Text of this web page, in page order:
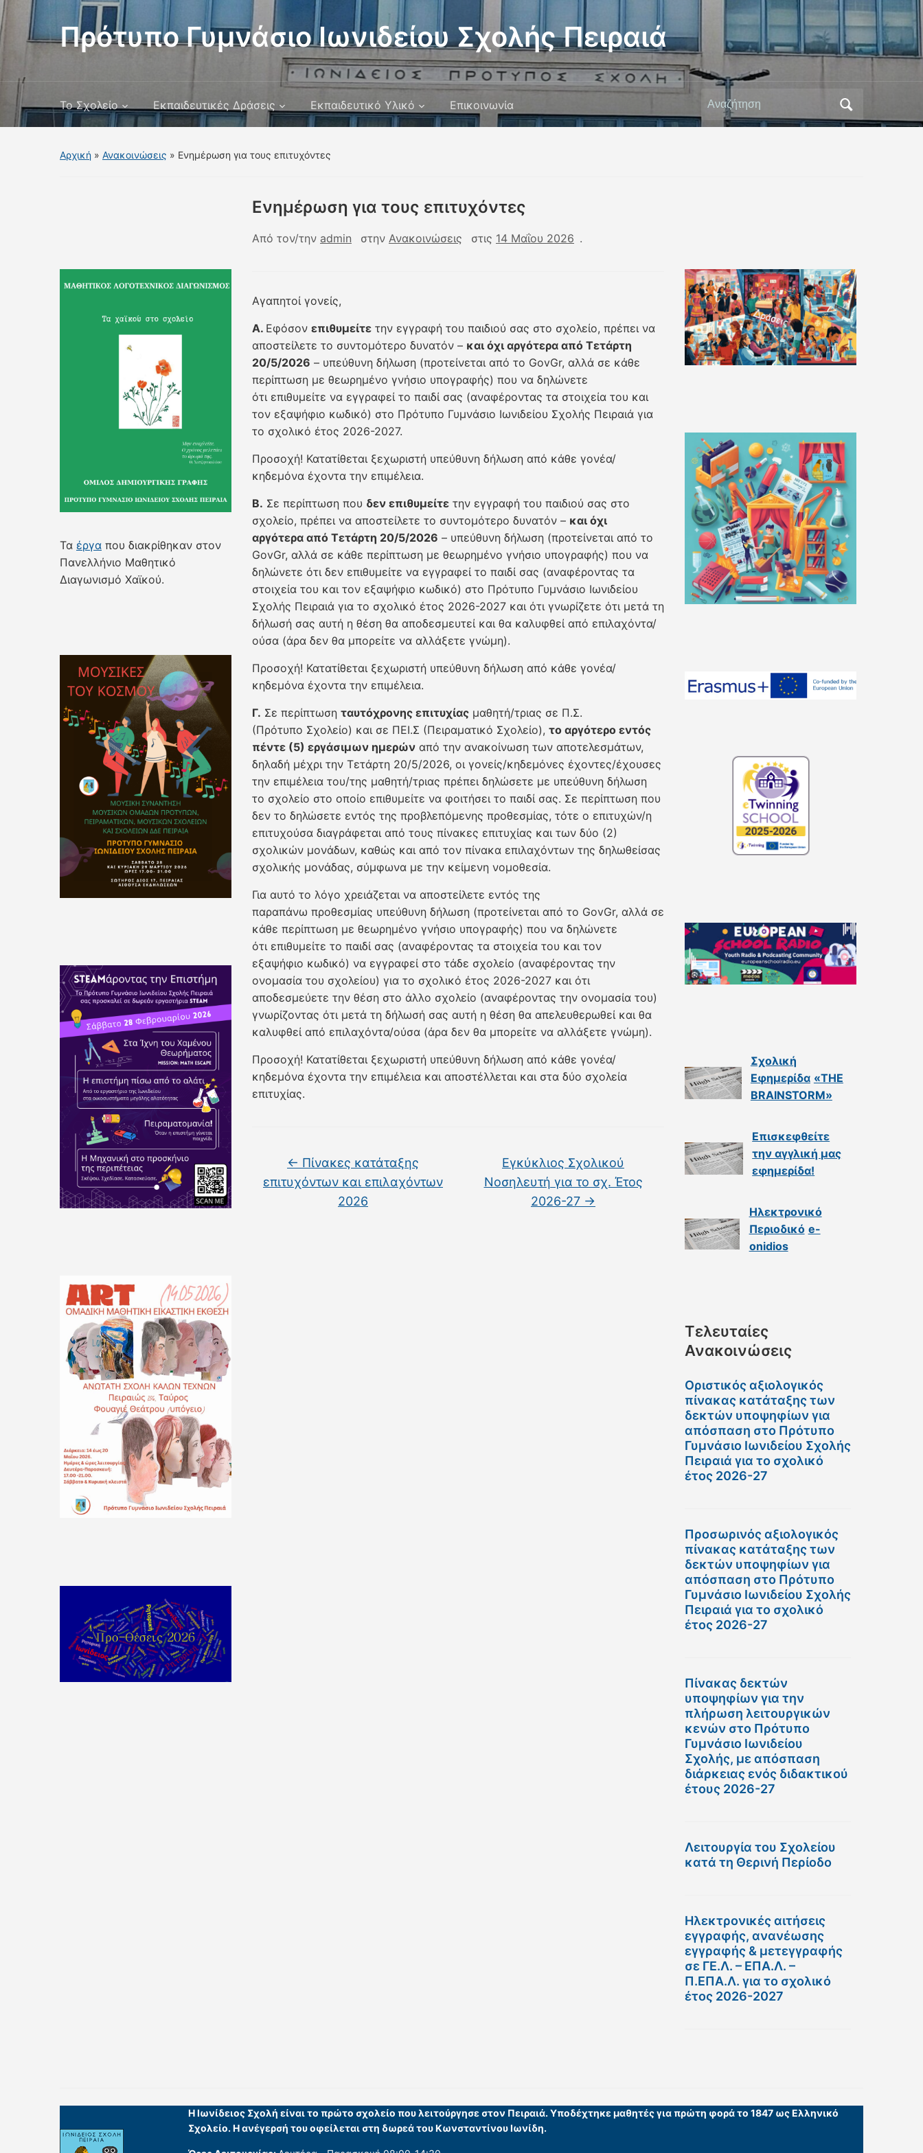
Πρότυπο Γυμνάσιο Ιωνιδείου Σχολής Πειραιά
Το Σχολείο Εκπαιδευτικές Δράσεις Εκπαιδευτικό Υλικό Επικοινωνία
Αναζήτηση
για:
Αρχική » Ανακοινώσεις » Ενημέρωση για τους επιτυχόντες
Τα έργα που διακρίθηκαν στον
Πανελλήνιο Μαθητικό
Διαγωνισμό Χαϊκού.
Ενημέρωση για τους επιτυχόντες
Από τον/την admin στην Ανακοινώσεις στις 14 Μαΐου 2026 .
Αγαπητοί γονείς,
Α. Εφόσον επιθυμείτε την εγγραφή του παιδιού σας στο σχολείο, πρέπει να
αποστείλετε το συντομότερο δυνατόν – και όχι αργότερα από Τετάρτη
20/5/2026 – υπεύθυνη δήλωση (προτείνεται από το GovGr, αλλά σε κάθε
περίπτωση με θεωρημένο γνήσιο υπογραφής) που να δηλώνετε
ότι επιθυμείτε να εγγραφεί το παιδί σας (αναφέροντας τα στοιχεία του και
τον εξαψήφιο κωδικό) στο Πρότυπο Γυμνάσιο Ιωνιδείου Σχολής Πειραιά για
το σχολικό έτος 2026-2027.
Προσοχή! Κατατίθεται ξεχωριστή υπεύθυνη δήλωση από κάθε γονέα/
κηδεμόνα έχοντα την επιμέλεια.
Β. Σε περίπτωση που δεν επιθυμείτε την εγγραφή του παιδιού σας στο
σχολείο, πρέπει να αποστείλετε το συντομότερο δυνατόν – και όχι
αργότερα από Τετάρτη 20/5/2026 – υπεύθυνη δήλωση (προτείνεται από το
GovGr, αλλά σε κάθε περίπτωση με θεωρημένο γνήσιο υπογραφής) που να
δηλώνετε ότι δεν επιθυμείτε να εγγραφεί το παιδί σας (αναφέροντας τα
στοιχεία του και τον εξαψήφιο κωδικό) στο Πρότυπο Γυμνάσιο Ιωνιδείου
Σχολής Πειραιά για το σχολικό έτος 2026-2027 και ότι γνωρίζετε ότι μετά τη
δήλωσή σας αυτή η θέση θα αποδεσμευτεί και θα καλυφθεί από επιλαχόντα/
ούσα (άρα δεν θα μπορείτε να αλλάξετε γνώμη).
Προσοχή! Κατατίθεται ξεχωριστή υπεύθυνη δήλωση από κάθε γονέα/
κηδεμόνα έχοντα την επιμέλεια.
Γ. Σε περίπτωση ταυτόχρονης επιτυχίας μαθητή/τριας σε Π.Σ.
(Πρότυπο Σχολείο) και σε ΠΕΙ.Σ (Πειραματικό Σχολείο), το αργότερο εντός
πέντε (5) εργάσιμων ημερών από την ανακοίνωση των αποτελεσμάτων,
δηλαδή μέχρι την Τετάρτη 20/5/2026, οι γονείς/κηδεμόνες έχοντες/έχουσες
την επιμέλεια του/της μαθητή/τριας πρέπει δηλώσετε με υπεύθυνη δήλωση
το σχολείο στο οποίο επιθυμείτε να φοιτήσει το παιδί σας. Σε περίπτωση που
δεν το δηλώσετε εντός της προβλεπόμενης προθεσμίας, τότε ο επιτυχών/η
επιτυχούσα διαγράφεται από τους πίνακες επιτυχίας και των δύο (2)
σχολικών μονάδων, καθώς και από τον πίνακα επιλαχόντων της δηλωθείσας
σχολικής μονάδας, σύμφωνα με την κείμενη νομοθεσία.
Για αυτό το λόγο χρειάζεται να αποστείλετε εντός της
παραπάνω προθεσμίας υπεύθυνη δήλωση (προτείνεται από το GovGr, αλλά σε
κάθε περίπτωση με θεωρημένο γνήσιο υπογραφής) που να δηλώνετε
ότι επιθυμείτε το παιδί σας (αναφέροντας τα στοιχεία του και τον
εξαψήφιο κωδικό) να εγγραφεί στο τάδε σχολείο (αναφέροντας την
ονομασία του σχολείου) για το σχολικό έτος 2026-2027 και ότι
αποδεσμεύετε την θέση στο άλλο σχολείο (αναφέροντας την ονομασία του)
γνωρίζοντας ότι μετά τη δήλωσή σας αυτή η θέση θα απελευθερωθεί και θα
καλυφθεί από επιλαχόντα/ούσα (άρα δεν θα μπορείτε να αλλάξετε γνώμη).
Προσοχή! Κατατίθεται ξεχωριστή υπεύθυνη δήλωση από κάθε γονέα/
κηδεμόνα έχοντα την επιμέλεια και αποστέλλεται και στα δύο σχολεία
επιτυχίας.
← Πίνακες κατάταξης
επιτυχόντων και επιλαχόντων
2026
Εγκύκλιος Σχολικού
Νοσηλευτή για το σχ. Έτος
2026-27 →
Σχολική
Εφημερίδα «THE
BRAINSTORM»
Επισκεφθείτε
την αγγλική μας
εφημερίδα!
Ηλεκτρονικό
Περιοδικό e-
onidios
Τελευταίες
Ανακοινώσεις
Οριστικός αξιολογικός
πίνακας κατάταξης των
δεκτών υποψηφίων για
απόσπαση στο Πρότυπο
Γυμνάσιο Ιωνιδείου Σχολής
Πειραιά για το σχολικό
έτος 2026-27
Προσωρινός αξιολογικός
πίνακας κατάταξης των
δεκτών υποψηφίων για
απόσπαση στο Πρότυπο
Γυμνάσιο Ιωνιδείου Σχολής
Πειραιά για το σχολικό
έτος 2026-27
Πίνακας δεκτών
υποψηφίων για την
πλήρωση λειτουργικών
κενών στο Πρότυπο
Γυμνάσιο Ιωνιδείου
Σχολής, με απόσπαση
διάρκειας ενός διδακτικού
έτους 2026-27
Λειτουργία του Σχολείου
κατά τη Θερινή Περίοδο
Ηλεκτρονικές αιτήσεις
εγγραφής, ανανέωσης
εγγραφής & μετεγγραφής
σε ΓΕ.Λ. – ΕΠΑ.Λ. –
Π.ΕΠΑ.Λ. για το σχολικό
έτος 2026-2027
Η Ιωνίδειος Σχολή είναι το πρώτο σχολείο που λειτούργησε στον Πειραιά. Υποδέχτηκε μαθητές για πρώτη φορά το 1847 ως Ελληνικό
Σχολείο. Η ανέγερσή του οφείλεται στη δωρεά του Κωνσταντίνου Ιωνίδη.